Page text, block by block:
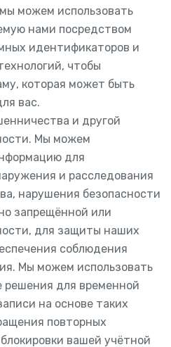
можем использовать
нами посредством
идентификаторов и
чтобы
которая может быть
вас.
и другой
Мы можем
для
и расследования
нарушения безопасности
запрещённой или
для защиты наших
соблюдения
Мы можем использовать
решения для временной
на основе таких
повторных
вашей учётной